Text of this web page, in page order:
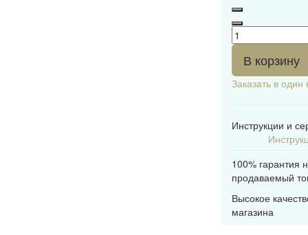
В корзину
Заказать в один
Инструкции и
100% гарантия
продаваемый
Высокое
магазина